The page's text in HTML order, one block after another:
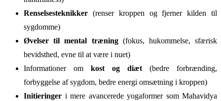
Renselsesteknikker (renser kroppen og fjerner kilden til
sygdomme)
Øvelser til mental træning(fokus, hukommelse, sfærisk
bevidsthed, evne til at være i nuet)
Informationer om kost og diæt (bedre forbrænding,
forbyggelse af sygdom, bedre energi omsætning i kroppen)
Initieringer i mere avancerede yogaformer som Mahavidya